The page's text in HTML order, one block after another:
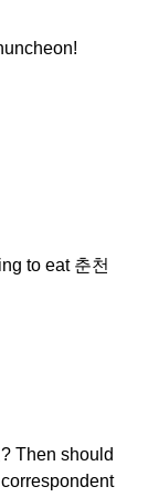
to eat 춘천
Then should